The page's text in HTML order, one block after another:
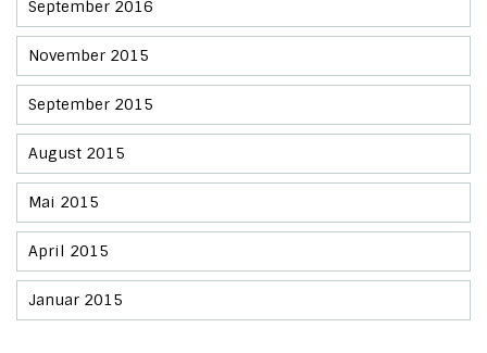
September 2016
November 2015
September 2015
August 2015
Mai 2015
April 2015
Januar 2015